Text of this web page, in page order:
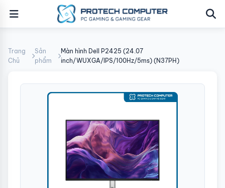
Trang
Chủ
Sản
phẩm
Màn hình Dell P2425 (24.07
inch/WUXGA/IPS/100Hz/5ms) (N37PH)